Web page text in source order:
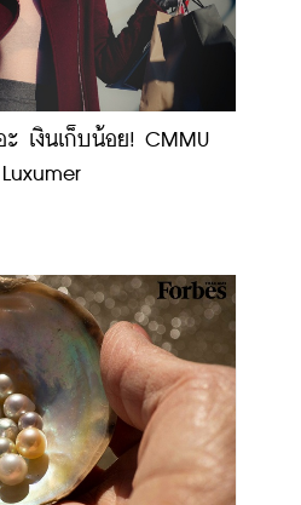
เงินเก็บน้อย! CMMU